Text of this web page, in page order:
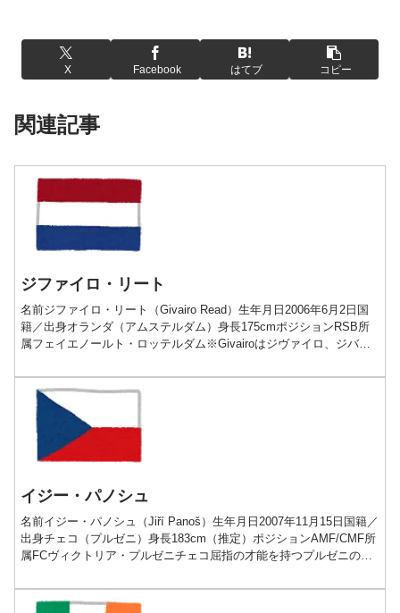
X Facebook はてブ コピー
関連記事
ジファイロ・リート
名前ジファイロ・リート（Givairo Read）生年月日2006年6月2日国
籍／出身オランダ（アムステルダム）身長175cmポジションRSB所
属フェイエノールト・ロッテルダム※Givairoはジヴァイロ、ジバイ
イジー・パノシュ
名前イジー・パノシュ（Jiří Panoš）生年月日2007年11月15日国籍／
出身チェコ（プルゼニ）身長183cm（推定）ポジションAMF/CMF所
属FCヴィクトリア・プルゼニチェコ屈指の才能を持つプルゼニの宝